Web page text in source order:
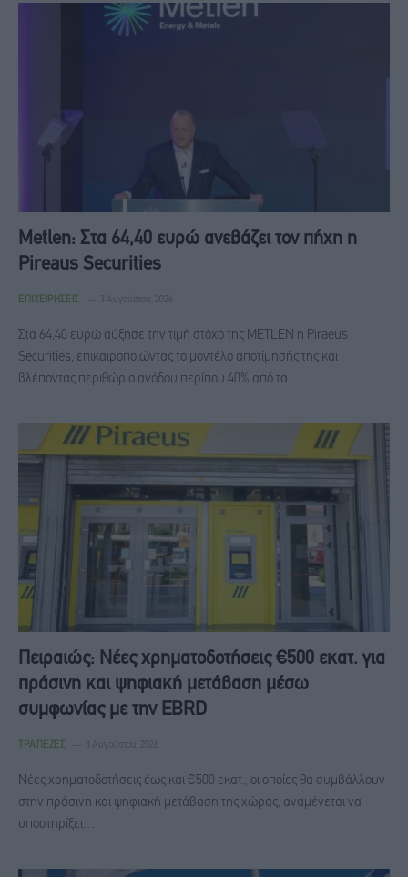
Metlen: Στα 64,40 ευρώ ανεβάζει τον πήχη η
Pireaus Securities
ΕΠΙΧΕΙΡΉΣΕΙΣ 3 Αυγούστου, 2026
Στα 64,40 ευρώ αύξησε την τιμή στόχο της METLEN η Piraeus
Securities, επικαιροποιώντας το μοντέλο αποτίμησής της και
βλέποντας περιθώριο ανόδου περίπου 40% από τα…
Πειραιώς: Νέες χρηματοδοτήσεις €500 εκατ. για
πράσινη και ψηφιακή μετάβαση μέσω
συμφωνίας με την EBRD
ΤΡΆΠΕΖΕΣ 3 Αυγούστου, 2026
Νέες χρηματοδοτήσεις έως και €500 εκατ., οι οποίες θα συμβάλλουν
στην πράσινη και ψηφιακή μετάβαση της χώρας, αναμένεται να
υποστηρίξει…